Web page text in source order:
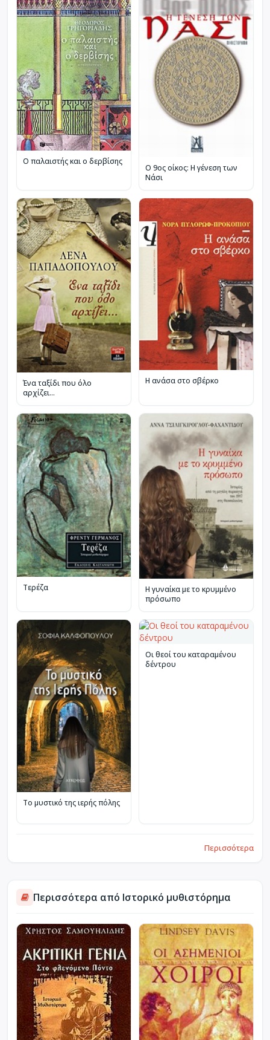
Ο παλαιστής και ο δερβίσης
Ο 9ος οίκος: Η γένεση των
Νάσι
Ένα ταξίδι που όλο
αρχίζει...
Η ανάσα στο σβέρκο
Τερέζα
Η γυναίκα με το κρυμμένο
πρόσωπο
Το μυστικό της ιερής πόλης
Οι θεοί του καταραμένου
δέντρου
Περισσότερα
Περισσότερα από Ιστορικό μυθιστόρημα